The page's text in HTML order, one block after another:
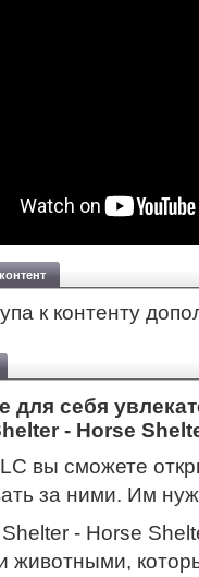
к контенту
для себя
- Horse
вы сможете
за ними. Им
- Horse
животными,